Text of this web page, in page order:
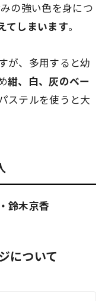
の強い色を身につ
てしまいます。
が、多用すると幼
紺、白、灰のベー
ステルを使うと大
鈴木京香
について